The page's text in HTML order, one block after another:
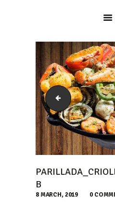
B
8 MARCH, 2019 0